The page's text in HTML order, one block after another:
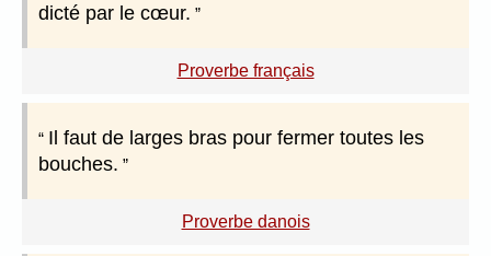
dicté par le cœur.
Proverbe français
Il faut de larges bras pour fermer toutes les
bouches.
Proverbe danois